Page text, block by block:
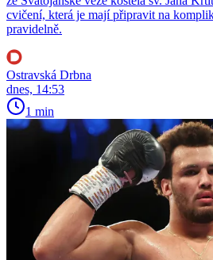
cvičení, která je mají připravit na
pravidelně.
Ostravská Drbna
dnes, 14:53
1 min